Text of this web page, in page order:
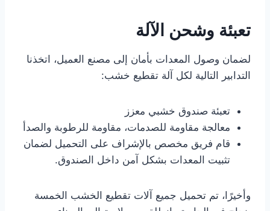
تعبئة وشحن الآلة
لضمان وصول المعدات بأمان إلى مصنع العميل، اتخذنا
التدابير التالية لكل آلة تقطيع خشب:
تعبئة صندوق خشبي معزز
معالجة مقاومة للصدمات، مقاومة للرطوبة والصدأ
قام فريق مخصص بالإشراف على التحميل لضمان
تثبيت المعدات بشكل آمن داخل الصندوق.
وأخيرًا، تم تحميل جميع آلات تقطيع الخشب الخمسة